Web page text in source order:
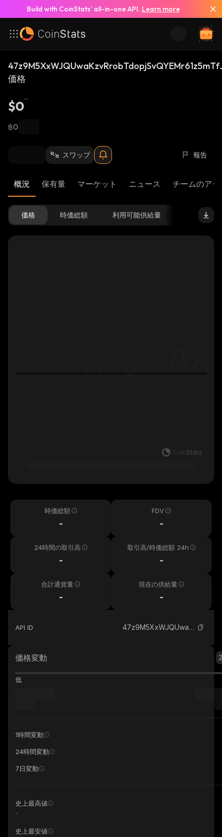
Build with CoinStats’ all-in-one API. Learn more
価格
$0
฿0
スワップ 報告
概況 保有量 マーケット ニュース チームのア
価格 時価総額 利用可能供給量
時価総額
-
FDV
-
24時間の取引高
-
取引高/時価総額 24h
-
合計通貨量
-
現在の供給量
-
API ID 47z9M5XxWJQUwaKzvRrobTdopjSvQYEMr61z5mTfJXqs_solana
価格変動
低
1時間変動
24時間変動
7日変動
史上最高値
-
史上最安値